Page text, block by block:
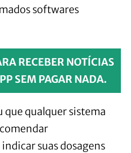
softwares
RECEBER NOTÍCIAS
SEM PAGAR NADA.
que qualquer sistema
suas dosagens